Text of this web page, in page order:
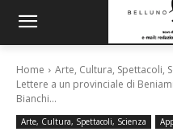
Home Arte, Cultura, Spettacoli,
Lettere a un provinciale di
Bianchi...
Arte, Cultura, Spettacoli, Scienza